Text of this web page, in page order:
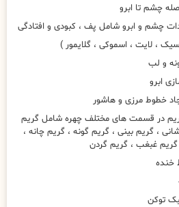
چشم تا ابرو
چشم و ابرو شامل پف ، کبودی و افتادگی
، لایت ، اسموکی ، گلایمور )
و لب
ابرو
خطوط مرزی و هاشور
در قسمت های مختلف چهره شامل گریم
، گریم بینی ، گریم گونه ، گریم چانه ،
غبغب ، گریم گردن
خنده
توکن